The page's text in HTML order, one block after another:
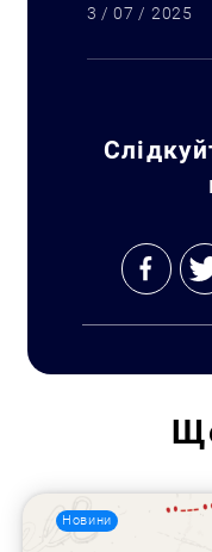
3 / 07 / 2025
Новини